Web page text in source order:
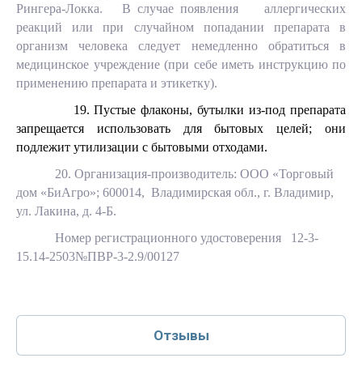
Рингера-Локка. В случае появления аллергических
реакций или при случайном попадании препарата в
организм человека следует немедленно обратиться в
медицинское учреждение (при себе иметь инструкцию по
применению препарата и этикетку).
19. Пустые флаконы, бутылки из-под препарата
запрещается использовать для бытовых целей; они
подлежит утилизации с бытовыми отходами.
20. Организация-производитель: ООО «Торговый
дом «БиАгро»; 600014, Владимирская обл., г. Владимир,
ул. Лакина, д. 4-Б.
Номер регистрационного удостоверения 12-3-
15.14-2503№ПВР-3-2.9/00127
Отзывы